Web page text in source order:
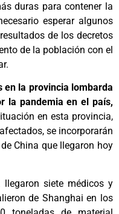
duras para contener la
esperar algunos
de los decretos
de la población con el
en la provincia lombarda
la pandemia en el país,
en esta provincia,
se incorporarán
China que llegaron hoy
llegaron siete médicos y
de Shanghai en los